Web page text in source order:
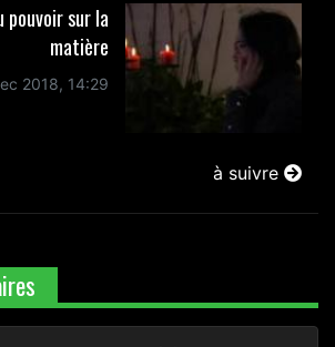
pouvoir sur la
matière
2018, 14:29
à suivre